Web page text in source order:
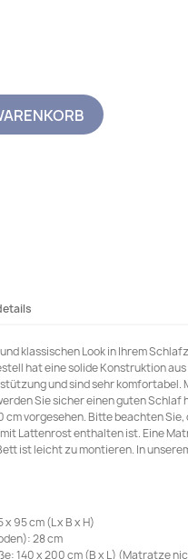
klassischen Look in Ihrem
hat eine solide Konstruktion
und sind sehr komfortabel.
Sie sicher einen guten Schlaf
vorgesehen. Bitte beachten Sie,
Lattenrost enthalten ist. Eine
ist leicht zu montieren. In
95 cm (L x B x H)
28 cm
140 x 200 cm (B x L) (Matratze